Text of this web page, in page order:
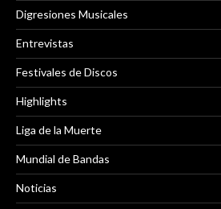
Digresiones Musicales
Entrevistas
Festivales de Discos
Highlights
Liga de la Muerte
Mundial de Bandas
Noticias